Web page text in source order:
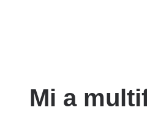
Mi a